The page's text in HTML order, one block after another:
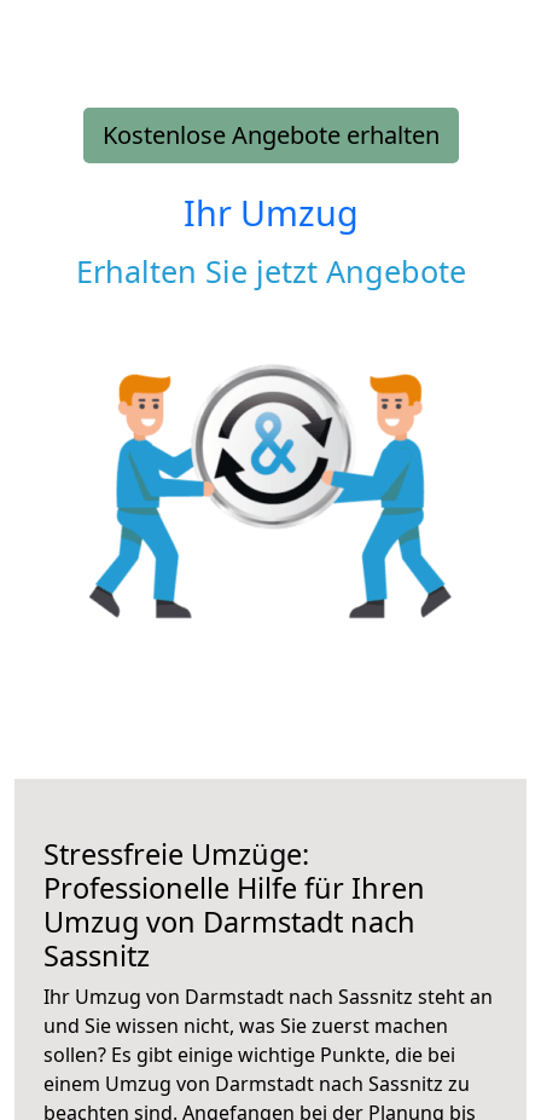
Kostenlose Angebote erhalten
Ihr Umzug
Erhalten Sie jetzt Angebote
Stressfreie Umzüge:
Professionelle Hilfe für Ihren
Umzug von Darmstadt nach
Sassnitz
Ihr Umzug von Darmstadt nach Sassnitz steht an
und Sie wissen nicht, was Sie zuerst machen
sollen? Es gibt einige wichtige Punkte, die bei
einem Umzug von Darmstadt nach Sassnitz zu
beachten sind. Angefangen bei der Planung bis